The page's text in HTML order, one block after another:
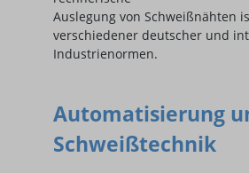
Auslegung von Schweißnähten
verschiedener deutscher und
Industrienormen.
Automatisierung
Schweißtechnik